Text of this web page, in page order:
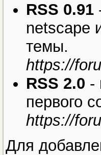
RSS 0.91
netscape
темы.
https://
RSS 2.0 -
первого
https://
Для